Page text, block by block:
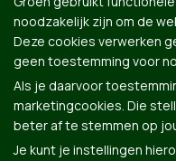
noodzakelijk zijn om de
Deze cookies verwerken
geen toestemming voor
Als je daarvoor
marketingcookies. Die
beter af te stemmen op
Je kunt je instellingen